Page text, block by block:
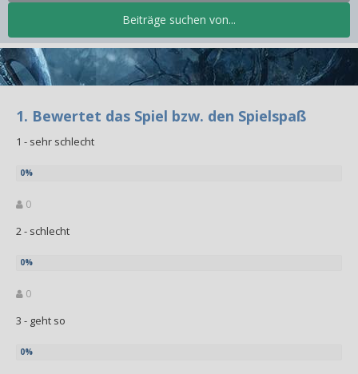
Beiträge suchen von...
1. Bewertet das Spiel bzw. den Spielspaß
1 - sehr schlecht
0
2 - schlecht
0
3 - geht so